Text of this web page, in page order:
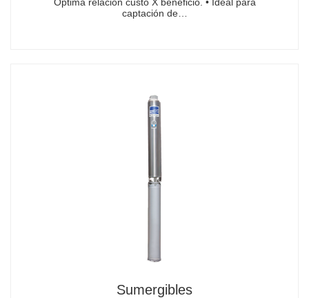
captación de…
Sumergibles